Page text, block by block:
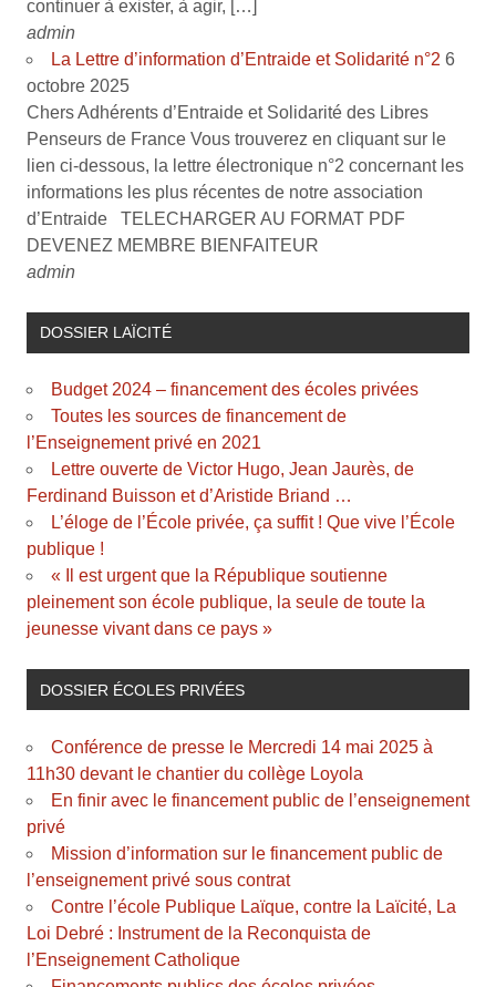
continuer à exister, à agir, […]
admin
La Lettre d’information d’Entraide et Solidarité n°2 6
octobre 2025
Chers Adhérents d’Entraide et Solidarité des Libres
Penseurs de France Vous trouverez en cliquant sur le
lien ci-dessous, la lettre électronique n°2 concernant les
informations les plus récentes de notre association
d’Entraide TELECHARGER AU FORMAT PDF
DEVENEZ MEMBRE BIENFAITEUR
admin
DOSSIER LAÏCITÉ
Budget 2024 – financement des écoles privées
Toutes les sources de financement de
l’Enseignement privé en 2021
Lettre ouverte de Victor Hugo, Jean Jaurès, de
Ferdinand Buisson et d’Aristide Briand …
L’éloge de l’École privée, ça suffit ! Que vive l’École
publique !
« Il est urgent que la République soutienne
pleinement son école publique, la seule de toute la
jeunesse vivant dans ce pays »
DOSSIER ÉCOLES PRIVÉES
Conférence de presse le Mercredi 14 mai 2025 à
11h30 devant le chantier du collège Loyola
En finir avec le financement public de l’enseignement
privé
Mission d’information sur le financement public de
l’enseignement privé sous contrat
Contre l’école Publique Laïque, contre la Laïcité, La
Loi Debré : Instrument de la Reconquista de
l’Enseignement Catholique